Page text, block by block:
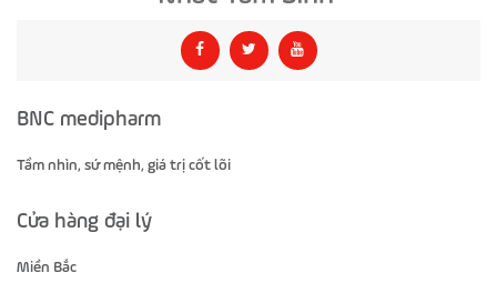
BNC medipharm
Tầm nhìn, sứ mệnh, giá trị cốt lõi
Cửa hàng đại lý
Miền Bắc